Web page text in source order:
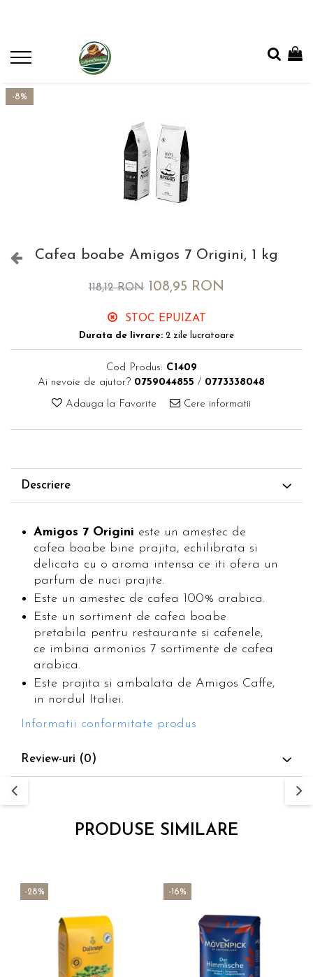
-8%
Cafea boabe Amigos 7 Origini, 1 kg
118,12 RON 108,95 RON
STOC EPUIZAT
Durata de livrare: 2 zile lucratoare
Cod Produs: C1409
Ai nevoie de ajutor? 0759044855 / 0773338048
Adauga la Favorite Cere informatii
Descriere
Amigos 7 Origini este un amestec de
cafea boabe bine prajita, echilibrata si
delicata cu o aroma intensa ce iti ofera un
parfum de nuci prajite.
Este un amestec de cafea 100% arabica.
Este un sortiment de cafea boabe
pretabila pentru restaurante si cafenele,
ce imbina armonios 7 sortimente de cafea
arabica.
Este prajita si ambalata de Amigos Caffe,
in nordul Italiei.
Informatii conformitate produs
Review-uri (0)
PRODUSE SIMILARE
-28% -16%